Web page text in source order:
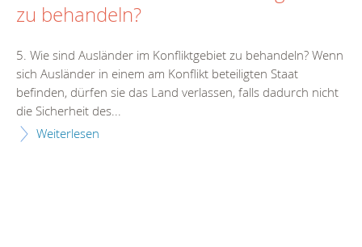
zu behandeln?
5. Wie sind Ausländer im Konfliktgebiet zu behandeln? Wenn
sich Ausländer in einem am Konflikt beteiligten Staat
befinden, dürfen sie das Land verlassen, falls dadurch nicht
die Sicherheit des...
Weiterlesen